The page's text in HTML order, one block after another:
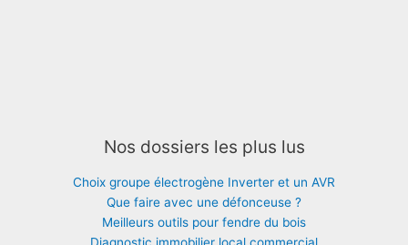
Nos dossiers les plus lus
Choix groupe électrogène Inverter et un AVR
Que faire avec une défonceuse ?
Meilleurs outils pour fendre du bois